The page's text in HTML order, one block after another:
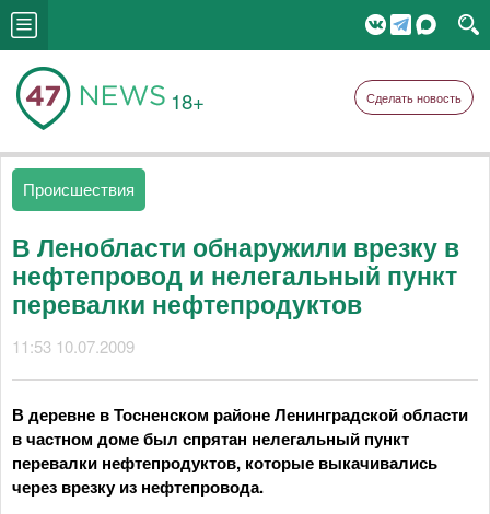
18+ Сделать новость
Происшествия
В Ленобласти обнаружили врезку в
нефтепровод и нелегальный пункт
перевалки нефтепродуктов
11:53 10.07.2009
В деревне в Тосненском районе Ленинградской области
в частном доме был спрятан нелегальный пункт
перевалки нефтепродуктов, которые выкачивались
через врезку из нефтепровода.